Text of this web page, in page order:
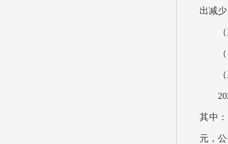
出减
（三
（四
（五
2020
其中
元，